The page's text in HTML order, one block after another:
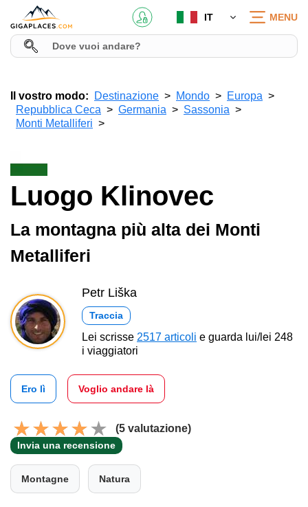
IT MENU
Il vostro modo: Destinazione Mondo
Europa
Repubblica Ceca
Germania
Sassonia
Monti Metalliferi
Luogo Klinovec
La montagna più alta dei Monti
Metalliferi
Petr Liška
Traccia
Lei scrisse 2517 articoli e guarda lui/lei 248
i viaggiatori
Ero lì Voglio andare là
(5 valutazione)
Invia una recensione
Montagne Natura